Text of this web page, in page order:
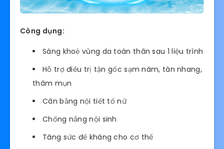
Công dụng:
Sáng khoẻ vùng da toàn thân sau 1 liệu trình
Hỗ trợ điều trị tận gốc sạm nám, tàn nhang,
thâm mụn
Cân bằng nội tiết tố nữ
Chống nắng nội sinh
Tăng sức đề kháng cho cơ thể